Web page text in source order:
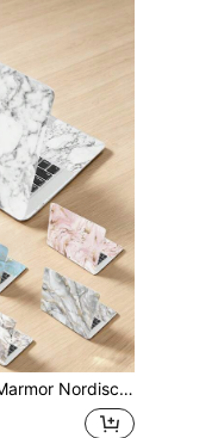
Kratzschutz Schutzfolie, geeignet für Schule, Büro, Studium